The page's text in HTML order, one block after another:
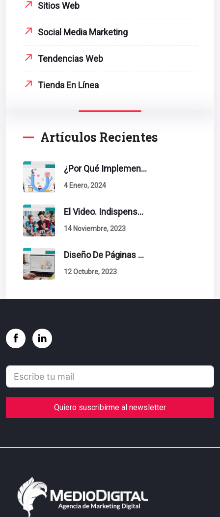
Sitios Web
Social Media Marketing
Tendencias Web
Tienda En Línea
Artículos Recientes
¿Por Qué Implementar La Metodología Inbound Marketing En Tu Empresa?
4 Enero, 2024
El Video. Indispensable En Tu Estrategia De Contenidos.
14 Noviembre, 2023
Diseño De Páginas Web. Esto Debe Tener Un Sitio Exitoso.
12 Octubre, 2023
Quiero suscribirme al newsletter